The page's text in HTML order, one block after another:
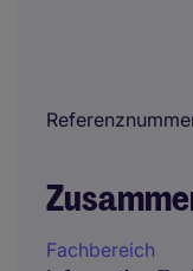
Fachbereich